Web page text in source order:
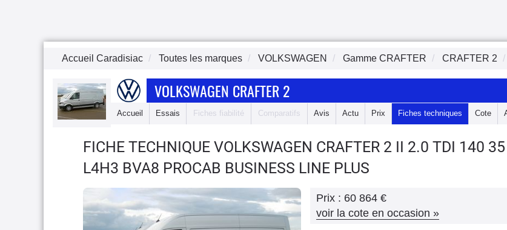
Accueil Caradisiac Toutes les marques VOLKSWAGEN Gamme CRAFTER CRAFTER 2
VOLKSWAGEN CRAFTER 2
Accueil Essais Fiches fiabilité Comparatifs Avis Actu Prix Fiches techniques Cote
FICHE TECHNIQUE VOLKSWAGEN CRAFTER 2 II 2.0 TDI 140 35
L4H3 BVA8 PROCAB BUSINESS LINE PLUS
Prix : 60 864 €
voir la cote en occasion »